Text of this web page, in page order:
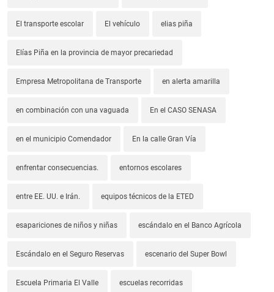
El transporte escolar El vehículo elias piña
Elías Piña en la provincia de mayor precariedad
Empresa Metropolitana de Transporte en alerta amarilla
en combinación con una vaguada En el CASO SENASA
en el municipio Comendador En la calle Gran Vía
enfrentar consecuencias. entornos escolares
entre EE. UU. e Irán. equipos técnicos de la ETED
esapariciones de niños y niñas escándalo en el Banco Agrícola
Escándalo en el Seguro Reservas escenario del Super Bowl
Escuela Primaria El Valle escuelas recorridas